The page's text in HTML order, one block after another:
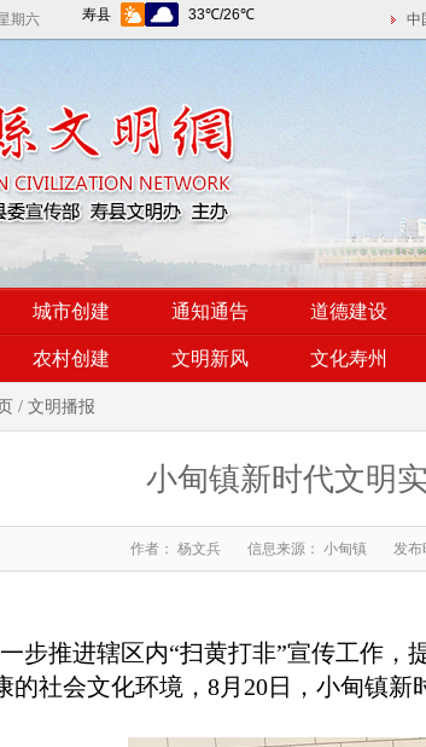
期六 中
城市创建 通知通告 道德建设
农村创建 文明新风 文化寿州
/ 文明播报
小甸镇新时代文明
作者： 杨文兵 信息来源： 小甸镇 发布
步推进辖区内“扫黄打非”宣传工作，
的社会文化环境，8月20日，小甸镇